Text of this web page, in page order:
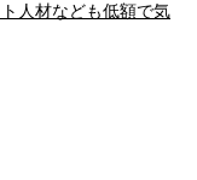
人材なども低額で気